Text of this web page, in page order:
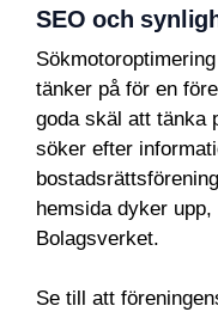
SEO och
tänker på för en
goda skäl att tänka
söker efter
hemsida dyker
Bolagsverket.
Se till att